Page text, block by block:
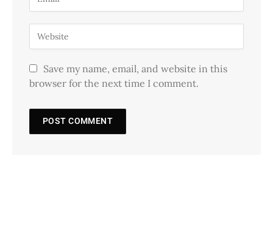
Save my name, email, and website in this
browser for the next time I comment.